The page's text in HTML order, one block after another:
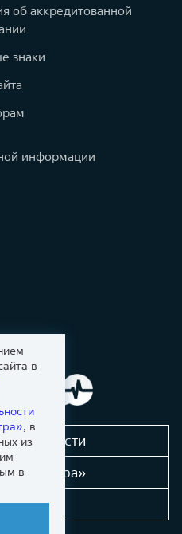
об аккредитованной
знаки
информации
уязвимости
Астра»
в
, в
из
в